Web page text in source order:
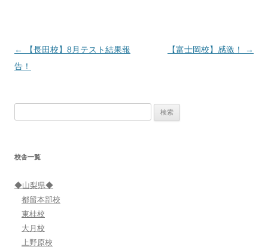
投
稿
ン
←
【長田校】8月テスト結果報
告！
【富士岡校】感激！ →
索:
校舎一覧
◆山梨県◆
都留本部校
東桂校
大月校
上野原校